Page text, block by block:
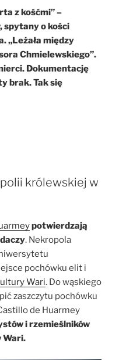
z kośćmi” –
spytany o kości
„Leżała między
Chmielewskiego”.
Dokumentację
brak. Tak się
królewskiej w
potwierdzają
. Nekropola
pochówku elit i
Wari. Do wąskiego
zaszczytu pochówku
de Huarmey
i rzemieślników
Wari.